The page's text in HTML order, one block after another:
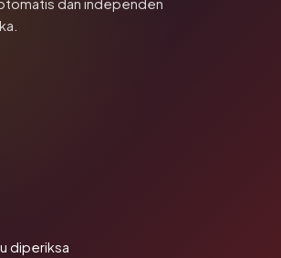
dan independen
diperiksa